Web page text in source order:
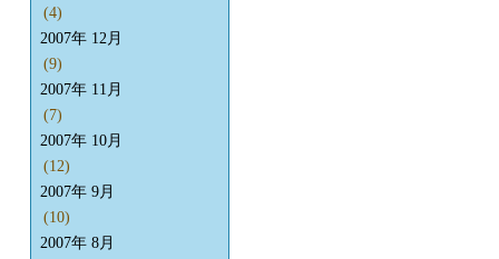
(4)
2007年 12月
(9)
2007年 11月
(7)
2007年 10月
(12)
2007年 9月
(10)
2007年 8月